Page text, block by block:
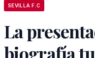
SEVILLA F.C
La
biografía